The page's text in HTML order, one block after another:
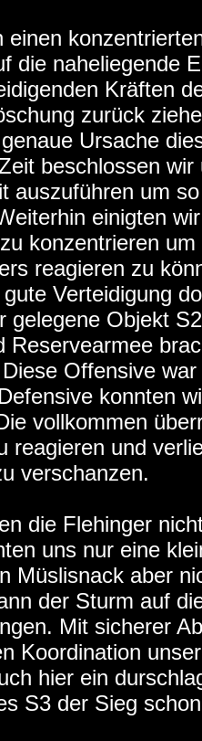
einen
die naheliegende
Kräften
zurück
Ursache
beschlossen
auszuführen um
einigten
konzentrieren
reagieren zu
Verteidigung
gelegene Objekt
Reservearmee
Offensive
konnten
vollkommen
reagieren und
verschanzen.
die Flehinger
uns nur eine
Müslisnack aber
der Sturm auf
Mit sicherer
Koordination
hier ein
S3 der Sieg